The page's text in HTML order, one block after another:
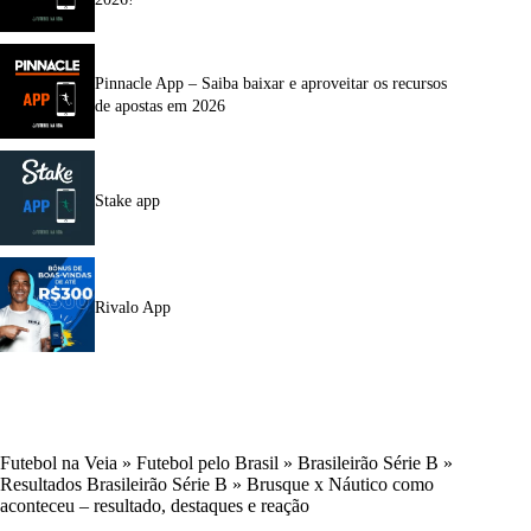
Pinnacle App – Saiba baixar e aproveitar os recursos
de apostas em 2026
Stake app
Rivalo App
Futebol na Veia » Futebol pelo Brasil » Brasileirão Série B »
Resultados Brasileirão Série B » Brusque x Náutico como
aconteceu – resultado, destaques e reação